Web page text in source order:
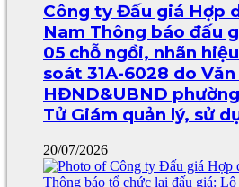
Công ty Đấu giá Hợp
Nam Thông báo đấu
05 chỗ ngồi, nhãn
soát 31A-6028 do
HĐND&UBND
Tử Giám quản lý, sử
20/07/2026